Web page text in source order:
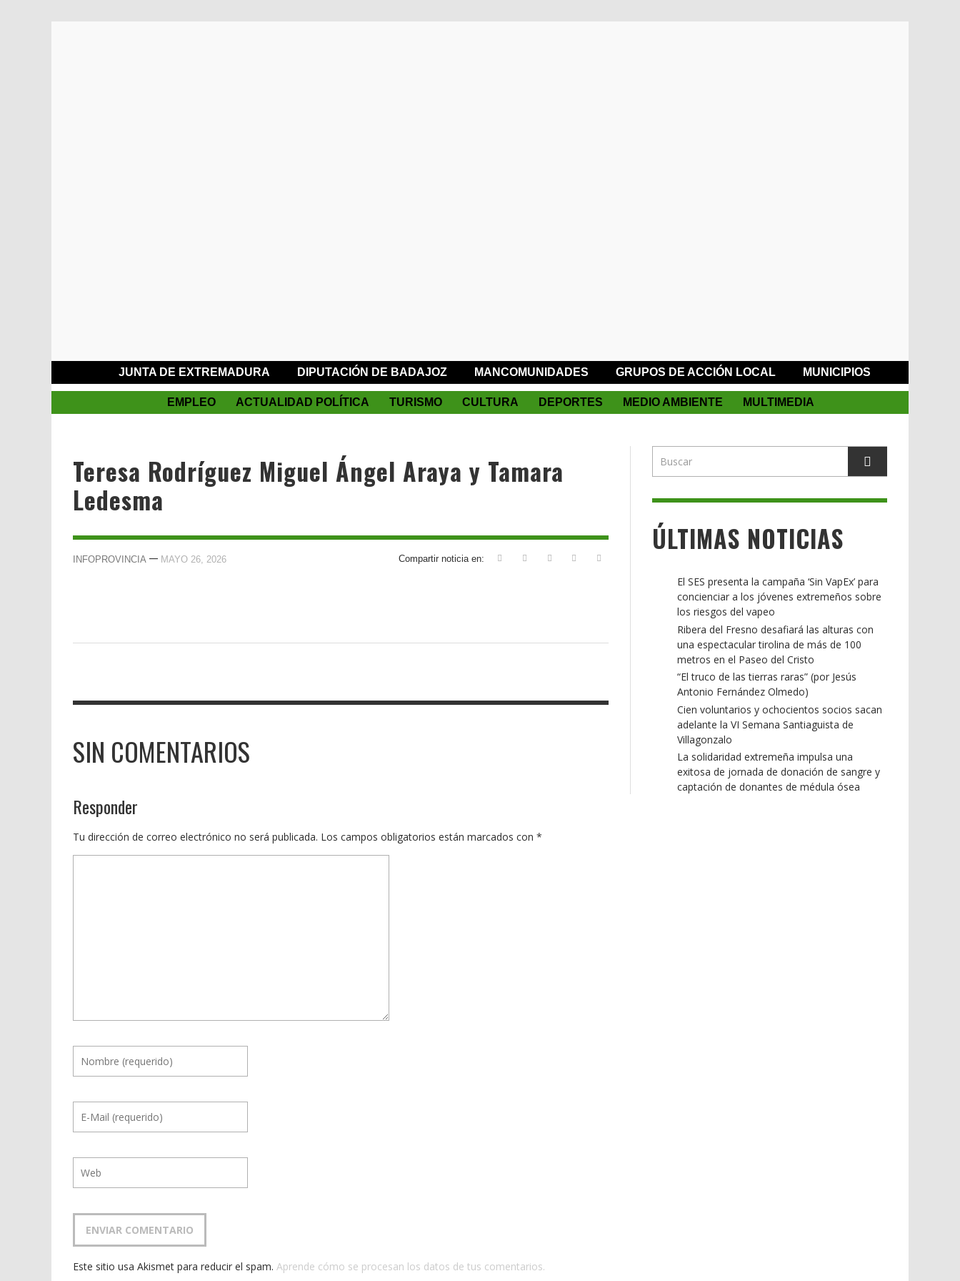
JUNTA DE EXTREMADURA DIPUTACIÓN DE BADAJOZ MANCOMUNIDADES GRUPOS DE ACCIÓN LOCAL MUNICIPIOS
EMPLEO ACTUALIDAD POLÍTICA TURISMO CULTURA DEPORTES MEDIO AMBIENTE MULTIMEDIA
Teresa Rodríguez Miguel Ángel Araya y Tamara
Ledesma
Compartir noticia en:
INFOPROVINCIA — MAYO 26, 2026
SIN COMENTARIOS
Responder
Tu dirección de correo electrónico no será publicada. Los campos obligatorios están marcados con *
Este sitio usa Akismet para reducir el spam. Aprende cómo se procesan los datos de tus comentarios.
ÚLTIMAS NOTICIAS
El SES presenta la campaña ‘Sin VapEx’ para
concienciar a los jóvenes extremeños sobre
los riesgos del vapeo
Ribera del Fresno desafiará las alturas con
una espectacular tirolina de más de 100
metros en el Paseo del Cristo
“El truco de las tierras raras” (por Jesús
Antonio Fernández Olmedo)
Cien voluntarios y ochocientos socios sacan
adelante la VI Semana Santiaguista de
Villagonzalo
La solidaridad extremeña impulsa una
exitosa de jornada de donación de sangre y
captación de donantes de médula ósea